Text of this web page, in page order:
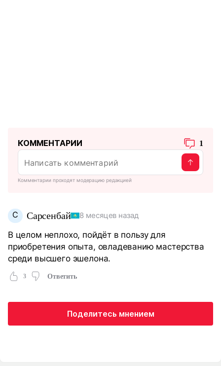
КОММЕНТАРИИ 1
Комментарии проходят модерацию редакцией
С Сарсенбай 8 месяцев назад
В целом неплохо, пойдёт в пользу для
приобретения опыта, овладеванию мастерства
среди высшего эшелона.
3 Ответить
Поделитесь мнением